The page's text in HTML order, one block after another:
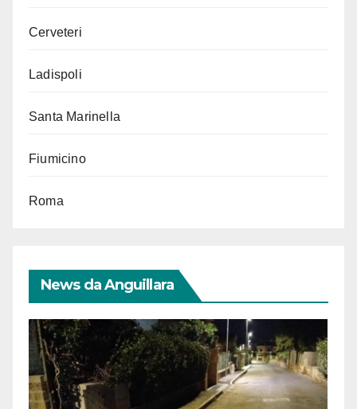
Cerveteri
Ladispoli
Santa Marinella
Fiumicino
Roma
News da Anguillara